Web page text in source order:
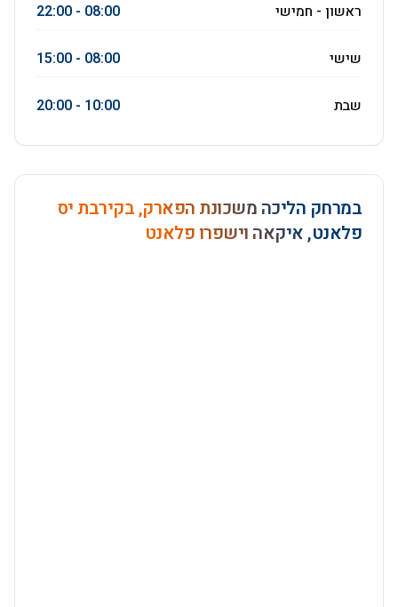
ראשון - חמישי 08:00 - 22:00
שישי 08:00 - 15:00
שבת 10:00 - 20:00
במרחק הליכה משכונת הפארק, בקירבת יס
פלאנט, איקאה וישפרו פלאנט